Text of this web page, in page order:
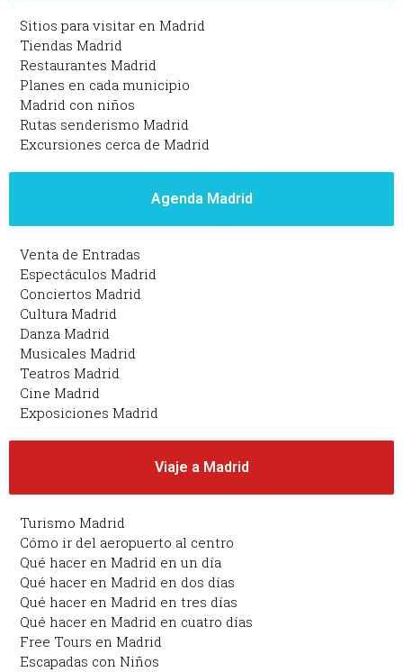
Sitios para visitar en Madrid
Tiendas Madrid
Restaurantes Madrid
Planes en cada municipio
Madrid con niños
Rutas senderismo Madrid
Excursiones cerca de Madrid
Agenda Madrid
Venta de Entradas
Espectáculos Madrid
Conciertos Madrid
Cultura Madrid
Danza Madrid
Musicales Madrid
Teatros Madrid
Cine Madrid
Exposiciones Madrid
Viaje a Madrid
Turismo Madrid
Cómo ir del aeropuerto al centro
Qué hacer en Madrid en un día
Qué hacer en Madrid en dos días
Qué hacer en Madrid en tres días
Qué hacer en Madrid en cuatro días
Free Tours en Madrid
Escapadas con Niños